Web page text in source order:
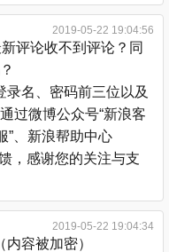
2019-05-22 19:04:56
评论收不到评论？同
录名、密码前三位以及
过微博公众号“新浪客
”、新浪帮助中心
，感谢您的关注与支
2019-05-22 19:04:34
容被加密）